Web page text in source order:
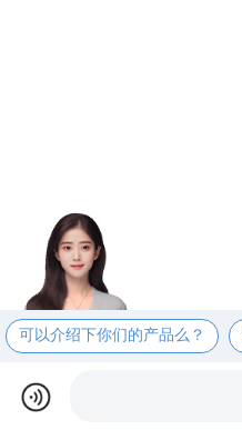
可以介绍下你们的产品么？